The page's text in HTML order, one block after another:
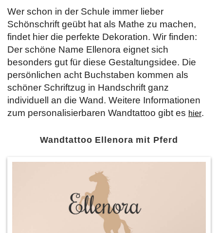
Wer schon in der Schule immer lieber
Schönschrift geübt hat als Mathe zu machen,
findet hier die perfekte Dekoration. Wir finden:
Der schöne Name Ellenora eignet sich
besonders gut für diese Gestaltungsidee. Die
persönlichen acht Buchstaben kommen als
schöner Schriftzug in Handschrift ganz
individuell an die Wand. Weitere Informationen
zum personalisierbaren Wandtattoo gibt es hier.
Wandtattoo Ellenora mit Pferd